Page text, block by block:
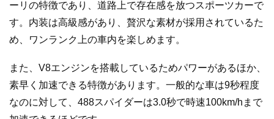
ーリの特徴であり、道路上で存在感を放つスポーツカーで
す。内装は高級感があり、贅沢な素材が採用されているた
め、ワンランク上の車内を楽しめます。
また、V8エンジンを搭載しているためパワーがあるほか、
素早く加速できる特徴があります。一般的な車は9秒程度
なのに対して、488スパイダーは3.0秒で時速100km/hまで